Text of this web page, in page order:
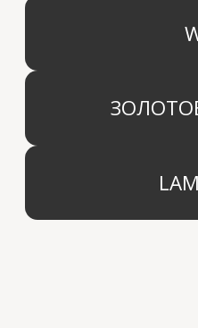
© 2024 Арида Хоум. Все права защищены